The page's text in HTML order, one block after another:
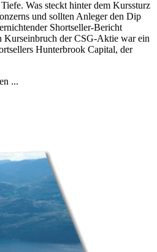
Was steckt hinter dem Kurssturz
und sollten Anleger den Dip
Shortseller-Bericht
Kurseinbruch der CSG-Aktie war ein
Hunterbrook Capital, der
...